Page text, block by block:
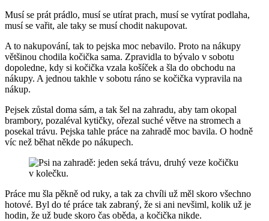
Musí se prát prádlo, musí se utírat prach, musí se vytírat podlaha,
musí se vařit, ale taky se musí chodit nakupovat.
A to nakupování, tak to pejska moc nebavilo. Proto na nákupy
většinou chodila kočička sama. Zpravidla to bývalo v sobotu
dopoledne, kdy si kočička vzala košíček a šla do obchodu na
nákupy. A jednou takhle v sobotu ráno se kočička vypravila na
nákup.
Pejsek zůstal doma sám, a tak šel na zahradu, aby tam okopal
brambory, pozaléval kytičky, ořezal suché větve na stromech a
posekal trávu. Pejska tahle práce na zahradě moc bavila. O hodně
víc než běhat někde po nákupech.
Práce mu šla pěkně od ruky, a tak za chvíli už měl skoro všechno
hotové. Byl do té práce tak zabraný, že si ani nevšiml, kolik už je
hodin, že už bude skoro čas oběda, a kočička nikde.